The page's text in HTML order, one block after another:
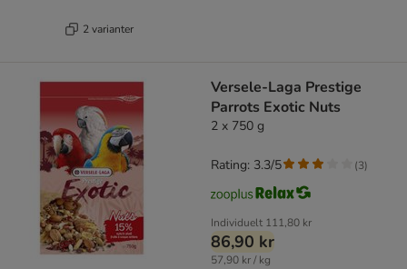
2 varianter
Versele-Laga Prestige
Parrots Exotic Nuts
2 x 750 g
Individuelt 111,80 kr
86,90 kr
57,90 kr / kg
Rating: 3.3/5 (3)